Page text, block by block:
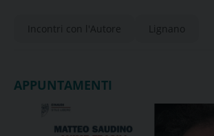
Incontri con l'Autore Lignano
APPUNTAMENTI